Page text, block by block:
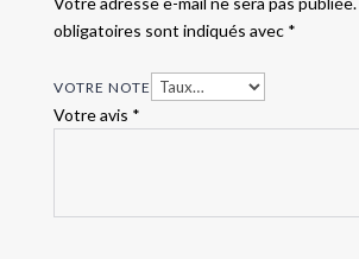
obligatoires sont indiqués avec *
VOTRE NOTE
Votre avis *